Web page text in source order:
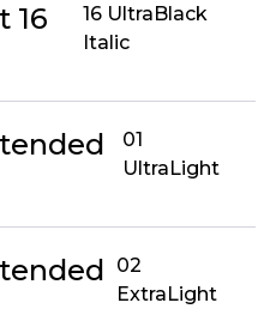
16
16 UltraBlack
Italic
01
UltraLight
02
ExtraLight